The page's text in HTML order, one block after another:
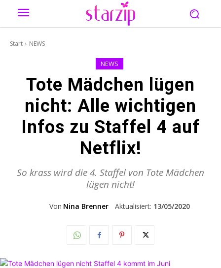
Start NEWS
NEWS
Tote Mädchen lügen
nicht: Alle wichtigen
Infos zu Staffel 4 auf
Netflix!
So krass wird die 4. Staffel von Tote Mädchen
lügen nicht!
Von Nina Brenner Aktualisiert: 13/05/2020